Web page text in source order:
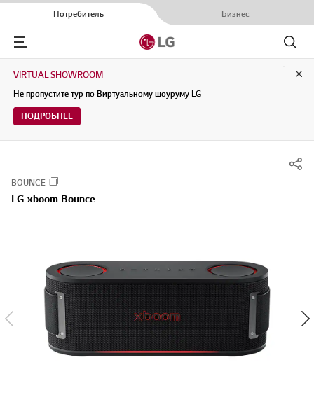
Потребитель Бизнес
Menu
Поиск
VIRTUAL SHOWROOM
Не пропустите тур по Виртуальному шоуруму LG
ПОДРОБНЕЕ
BOUNCE
LG xboom Bounce